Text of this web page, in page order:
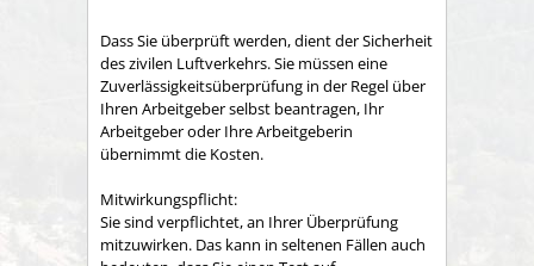
Dass Sie überprüft werden, dient der Sicherheit
des zivilen Luftverkehrs. Sie müssen eine
Zuverlässigkeitsüberprüfung in der Regel über
Ihren Arbeitgeber selbst beantragen, Ihr
Arbeitgeber oder Ihre Arbeitgeberin
übernimmt die Kosten.
Mitwirkungspflicht:
Sie sind verpflichtet, an Ihrer Überprüfung
mitzuwirken. Das kann in seltenen Fällen auch